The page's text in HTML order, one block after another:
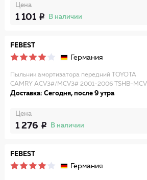
Цена
1 101 В наличии
FEBEST
Германия
Пыльник амортизатора передний TOYOTA
CAMRY ACV3#/MCV3# 2001-2006 TSHB-
Доставка: Сегодня, после 9 утра
Цена
1 276 В наличии
FEBEST
Германия